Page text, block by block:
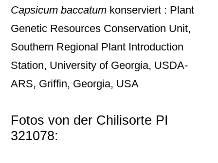
Capsicum baccatum konserviert : Plant
Genetic Resources Conservation Unit,
Southern Regional Plant Introduction
Station, University of Georgia, USDA-
ARS, Griffin, Georgia, USA
Fotos von der Chilisorte PI
321078: